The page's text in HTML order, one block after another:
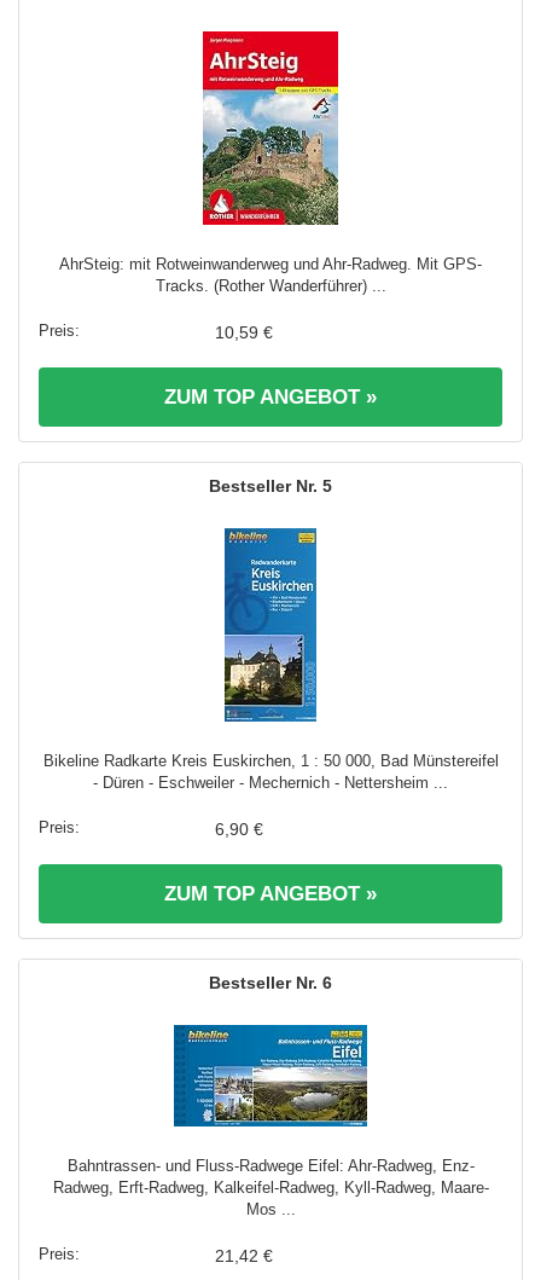
AhrSteig: mit Rotweinwanderweg und Ahr-Radweg. Mit GPS-
Tracks. (Rother Wanderführer) ...
10,59 €
ZUM TOP ANGEBOT »
5
Bikeline Radkarte Kreis Euskirchen, 1 : 50 000, Bad Münstereifel
- Düren - Eschweiler - Mechernich - Nettersheim ...
6,90 €
ZUM TOP ANGEBOT »
6
Bahntrassen- und Fluss-Radwege Eifel: Ahr-Radweg, Enz-
Radweg, Erft-Radweg, Kalkeifel-Radweg, Kyll-Radweg, Maare-
Mos ...
21,42 €